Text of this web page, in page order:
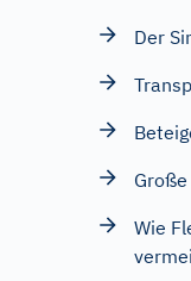
Der
Wie